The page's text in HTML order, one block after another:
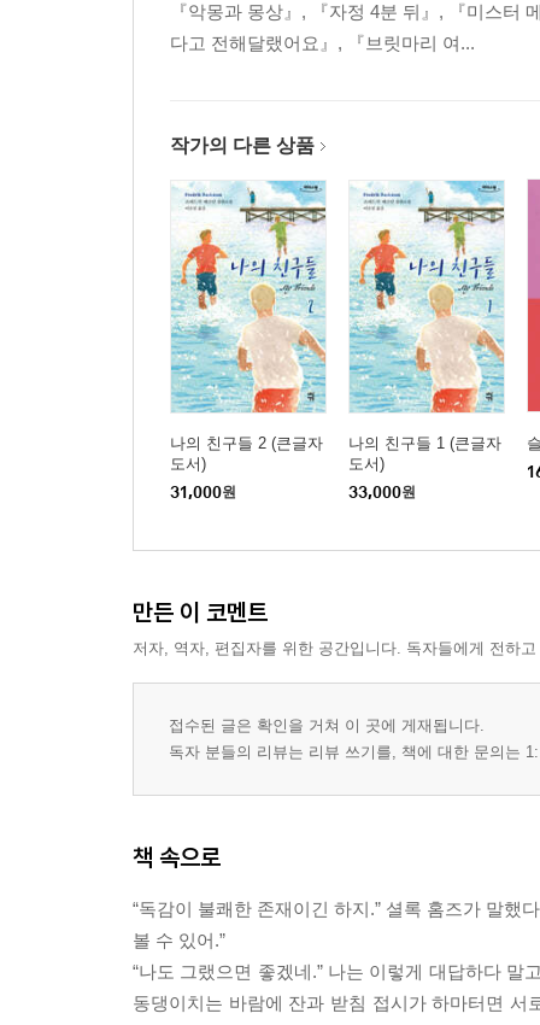
『악몽과 몽상』, 『자정 4분 뒤』, 『미스터
다고 전해달랬어요』, 『브릿마리 여...
작가의 다른 상품
나의 친구들 2 (큰글자
도서)
31,000원
나의 친구들 1 (큰글자
도서)
33,000원
만든 이 코멘트
저자, 역자, 편집자를 위한 공간입니다. 독자들에게 전하
접수된 글은 확인을 거쳐 이 곳에 게재됩니다.
독자 분들의 리뷰는 리뷰 쓰기를, 책에 대한 문의는
책 속으로
“독감이 불쾌한 존재이긴 하지.” 셜록 홈즈가 말했
볼 수 있어.”
“나도 그랬으면 좋겠네.” 나는 이렇게 대답하다
동댕이치는 바람에 잔과 받침 접시가 하마터면 서